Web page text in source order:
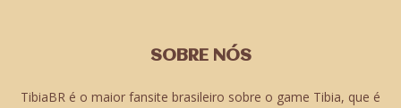
SOBRE NÓS
TibiaBR é o maior fansite brasileiro sobre o game Tibia, que é